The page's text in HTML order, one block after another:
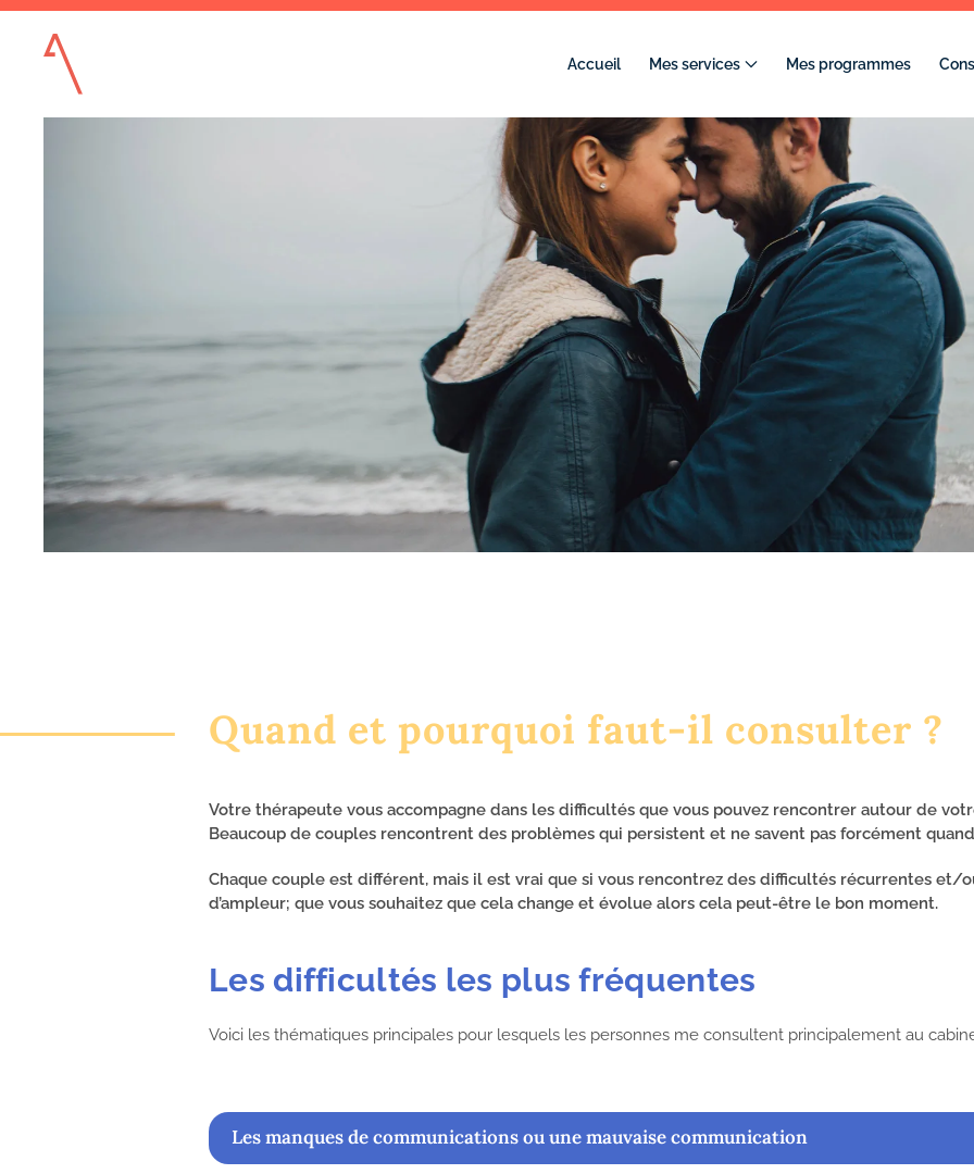
Accéder au contenu principal Accueil Mes services Mes programmes
Quand et pourquoi faut-il consulter ?
Votre thérapeute vous accompagne dans les difficultés que vous pouvez rencontrer autour de
Beaucoup de couples rencontrent des problèmes qui persistent et ne savent pas forcément
Chaque couple est différent, mais il est vrai que si vous rencontrez des difficultés récurrentes et/
d’ampleur; que vous souhaitez que cela change et évolue alors cela peut-être le bon moment.
Les difficultés les plus fréquentes
Voici les thématiques principales pour lesquels les personnes me consultent principalement au
Les manques de communications ou une mauvaise communication